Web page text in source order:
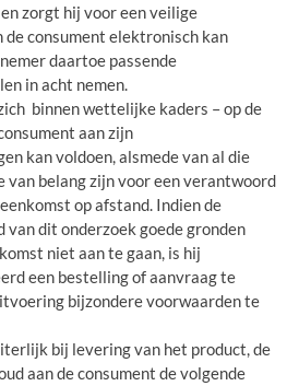
zorgt hij voor een veilige
de consument elektronisch kan
daartoe passende
in acht nemen.
binnen wettelijke kaders – op de
aan zijn
kan voldoen, alsmede van al die
van belang zijn voor een verantwoord
op afstand. Indien de
van dit onderzoek goede gronden
niet aan te gaan, is hij
een bestelling of aanvraag te
bijzondere voorwaarden te
bij levering van het product, de
aan de consument de volgende